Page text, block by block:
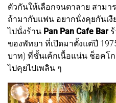
ตัวกันให้เลือกจนตาลาย สามา
ถ้ามากับแฟน อยากนั่งคุยกันเงี
ไปนั่งร้าน Pan Pan Cafe Barร้
ของพัทยา ที่เปิดมาตั้งแต่ปี
บาท) ที่ชั้นเค้กเนื้อแน่น ช็อคโ
ไปคุยไปเพลิน ๆ